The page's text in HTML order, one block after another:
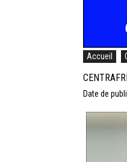
Accueil
Date de